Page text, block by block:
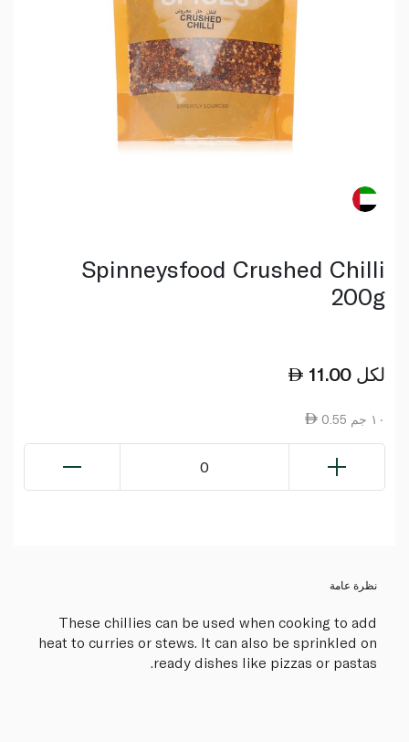
Spinneysfood Crushed Chilli
200g
11.00 لكل
0.55 ١٠ جم
0
نظرة عامة
These chillies can be used when cooking to add
heat to curries or stews. It can also be sprinkled on
ready dishes like pizzas or pastas.